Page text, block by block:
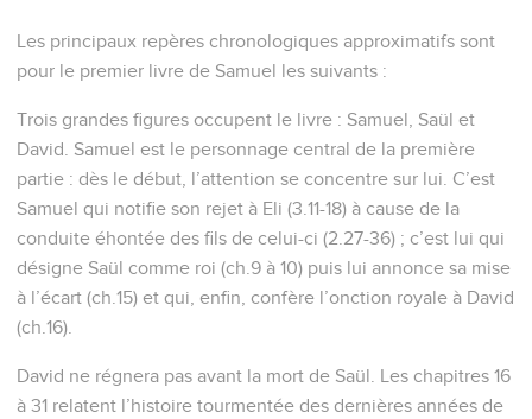
Les principaux repères chronologiques approximatifs sont
pour le premier livre de Samuel les suivants :
Trois grandes figures occupent le livre : Samuel, Saül et
David. Samuel est le personnage central de la première
partie : dès le début, l’attention se concentre sur lui. C’est
Samuel qui notifie son rejet à Eli (3.11-18) à cause de la
conduite éhontée des fils de celui-ci (2.27-36) ; c’est lui qui
désigne Saül comme roi (ch.9 à 10) puis lui annonce sa mise
à l’écart (ch.15) et qui, enfin, confère l’onction royale à David
(ch.16).
David ne régnera pas avant la mort de Saül. Les chapitres 16
à 31 relatent l’histoire tourmentée des dernières années de